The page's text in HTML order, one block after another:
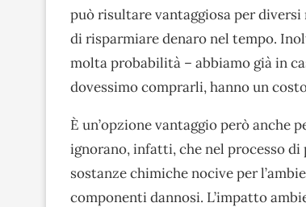
può risultare vantaggiosa per
di risparmiare denaro nel tempo.
molta probabilità – abbiamo già in
dovessimo comprarli, hanno un
È un’opzione vantaggio però anche
ignorano, infatti, che nel processo
sostanze chimiche nocive per
componenti dannosi. L’impatto